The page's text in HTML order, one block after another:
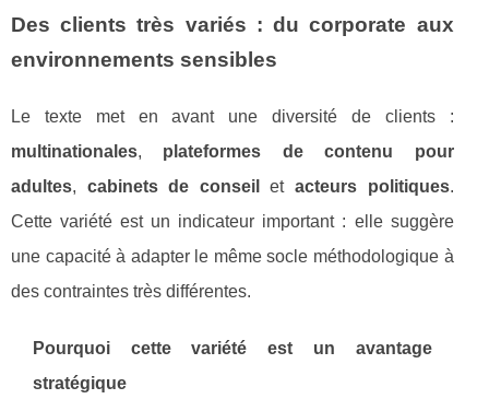
Des clients très variés : du corporate aux
environnements sensibles
Le texte met en avant une diversité de clients :
multinationales, plateformes de contenu pour
adultes, cabinets de conseil etacteurs politiques.
Cette variété est un indicateur important : elle suggère
une capacité à adapter le même socle méthodologique à
des contraintes très différentes.
Pourquoi cette variété est un avantage
stratégique